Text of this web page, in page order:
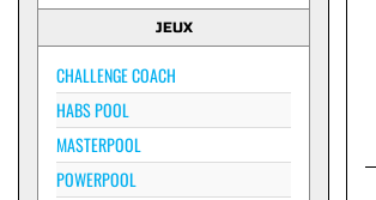
JEUX
CHALLENGE COACH
HABS POOL
MASTERPOOL
POWERPOOL